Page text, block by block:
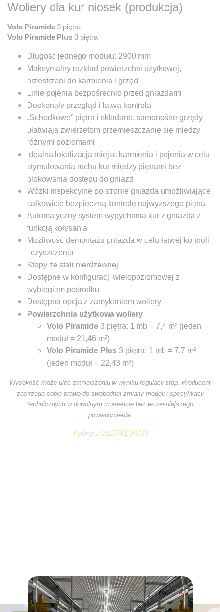
Woliery dla kur niosek (produkcja)
Volo Piramide 3 piętra
Volo Piramide Plus 3 piętra
Długość jednego modułu: 2900 mm
Maksymalny rozkład powierzchni użytkowej,
przestrzeni do karmienia i grzęd
Linie pojenia bezpośrednio przed gniazdami
Doskonały przegląd i łatwa kontrola
„Schodkowe” piętra i składane, samonośne grzędy
ułatwiają zwierzętom przemieszczanie się między
różnymi poziomami
Idealna lokalizacja miejsc karmienia i pojenia w celu
stymulowania ruchu kur między piętrami bez
blokowania dostępu do gniazd
Wózki inspekcyjne po stronie gniazda umożliwiające
całkowicie bezpieczną kontrolę najwyższego piętra
Automatyczny system wypychania kur z gniazda z
funkcją kołysania
Możliwość demontażu gniazda w celu łatwej kontroli
i czyszczenia
Stopy ze stali nierdzewnej
Dostępne w konfiguracji wielopoziomowej z
wybiegiem pośrodku
Dostępna opcja z zamykaniem woliery
Powierzchnia użytkowa woliery
Volo Piramide 3 piętra: 1 mb = 7,4 m² (jeden
moduł = 21,46 m²)
Volo Piramide Plus 3 piętra: 1 mb = 7,7 m²
(jeden moduł = 22,43 m²)
Wysokość może ulec zmniejszeniu w wyniku regulacji stóp. Producent
zastrzega sobie prawo do swobodnej zmiany modeli i specyfikacji
technicznych w dowolnym momencie bez wcześniejszego
powiadomienia.
Pobierz ULOTKĘ (PDF)
x